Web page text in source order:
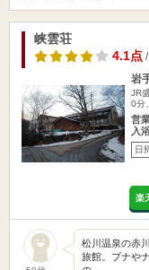
峡雲荘
4.1点/
岩
JR
0分
営
入
日
楽
松川温泉の赤
旅館。ブナや